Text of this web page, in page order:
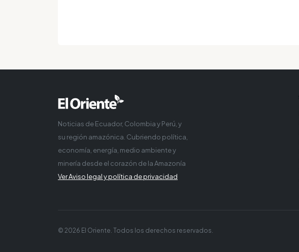
Noticias de Ecuador, Colombia y Perú, y
su región amazónica. Cubriendo política,
economía, energía, medio ambiente y
minería desde el corazón de la Amazonía
Ver Aviso legal y política de privacidad
© 2026 El Oriente. Todos los derechos reservados.